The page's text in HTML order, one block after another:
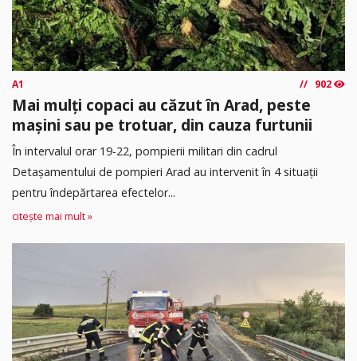
A1 902
Mai mulți copaci au căzut în Arad, peste
mașini sau pe trotuar, din cauza furtunii
În intervalul orar 19-22, pompierii militari din cadrul
Detașamentului de pompieri Arad au intervenit în 4 situații
pentru îndepărtarea efectelor...
citește mai mult »